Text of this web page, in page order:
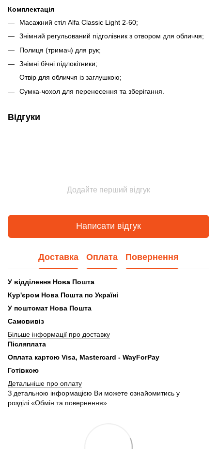
Комплектація
Масажний стіл Alfa Classic Light 2-60;
Знімний регульований підголівник з отвором для обличчя;
Полиця (тримач) для рук;
Знімні бічні підлокітники;
Отвір для обличчя із заглушкою;
Сумка-чохол для перенесення та зберігання.
Відгуки
Додайте перший відгук
Написати відгук
Доставка Оплата Повернення
У відділення Нова Пошта
Кур'єром Нова Пошта по Україні
У поштомат Нова Пошта
Самовивіз
Більше інформації про доставку
Післяплата
Оплата картою Visa, Mastercard - WayForPay
Готівкою
Детальніше про оплату
З детальною інформацією Ви можете ознайомитись у
розділі «Обмін та повернення»